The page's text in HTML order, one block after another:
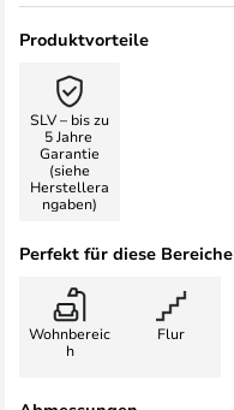
Produktvorteile
SLV – bis zu
5 Jahre
Garantie
(siehe
Herstellera
ngaben)
Perfekt für diese Bereiche
Wohnbereic
h
Flur